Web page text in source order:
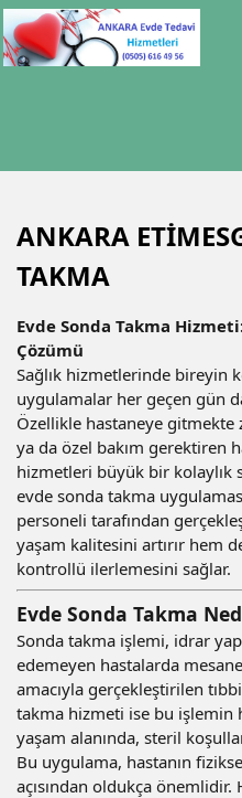
ANKARA
TAKMA
Evde Sonda Takma
Çözümü
Sağlık hizmetlerinde bireyin
uygulamalar her geçen gün
Özellikle hastaneye gitmekte
ya da özel bakım gerektiren
hizmetleri büyük bir kolaylık
evde sonda takma
personeli tarafından
yaşam kalitesini artırır hem
kontrollü ilerlemesini sağlar.
Evde Sonda Takma
Sonda takma işlemi, idrar
edemeyen hastalarda
amacıyla gerçekleştirilen
takma hizmeti ise bu işlemin
yaşam alanında, steril
Bu uygulama, hastanın
açısından oldukça önemlidir.